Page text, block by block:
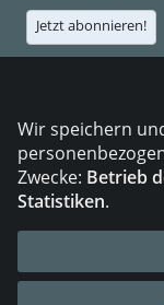
Jetzt abonnieren!
Wir speichern
Zwecke: Betrieb
Statistiken.